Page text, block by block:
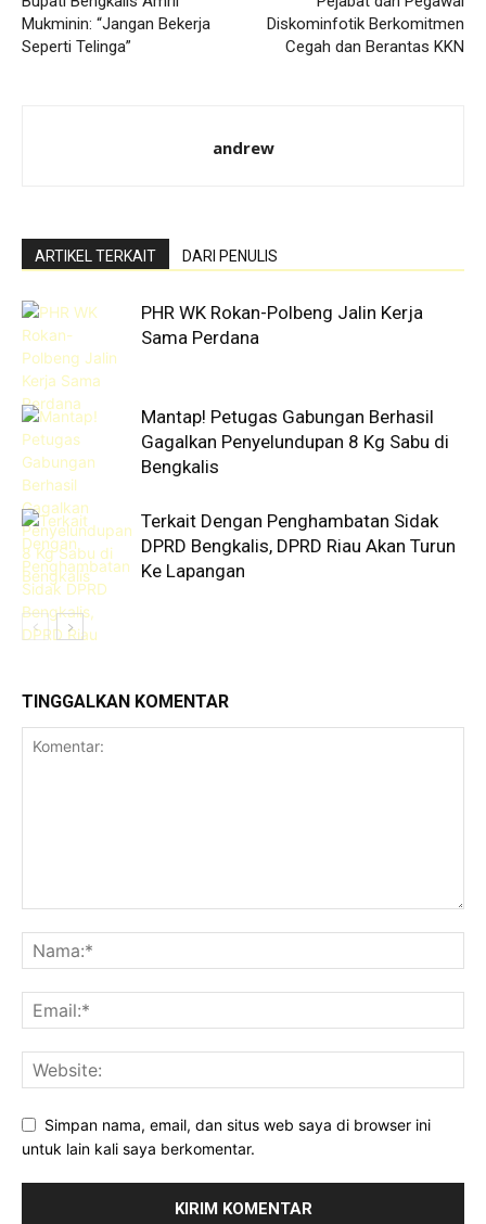
Mukminin: “Jangan Bekerja
Seperti Telinga”
Diskominfotik Berkomitmen
Cegah dan Berantas KKN
andrew
ARTIKEL TERKAIT DARI PENULIS
PHR WK Rokan-Polbeng Jalin Kerja
Sama Perdana
Mantap! Petugas Gabungan Berhasil
Gagalkan Penyelundupan 8 Kg Sabu di
Bengkalis
Terkait Dengan Penghambatan Sidak
DPRD Bengkalis, DPRD Riau Akan Turun
Ke Lapangan
TINGGALKAN KOMENTAR
Simpan nama, email, dan situs web saya di browser ini
untuk lain kali saya berkomentar.